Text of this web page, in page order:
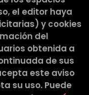
inequívoca, que
per atendre la
sent
els camps
dades
són veraces
qualsevol
als usuaris que
cedides en
el editor haya
y cookies
del
obtenida a
de sus
este aviso
su uso. Puede